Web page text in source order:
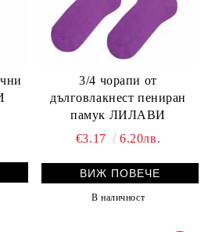
3/4 чорапи от
дълговлакнест пениран
памук ЛИЛАВИ
€3.17
6.20лв.
ВИЖ ПОВЕЧЕ
В наличност